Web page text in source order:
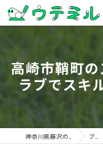
高崎市鞘町
ラブでスキ
ブログ